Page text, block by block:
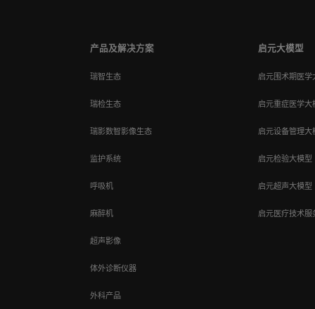
产品及解决方案
瑞智生态
瑞检生态
瑞影数智影像生态
监护系统
呼吸机
麻醉机
超声影像
体外诊断仪器
外科产品
启元大模型
启元围术期医学
启元重症医学大
启元设备管理大
启元检验大模型
启元超声大模型
启元医疗技术服